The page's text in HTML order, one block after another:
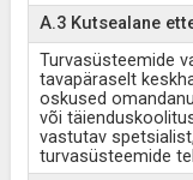
A.3 Kutsealane
Turvasüsteemide
tavapäraselt
oskused
või
vastutav
turvasüsteemide